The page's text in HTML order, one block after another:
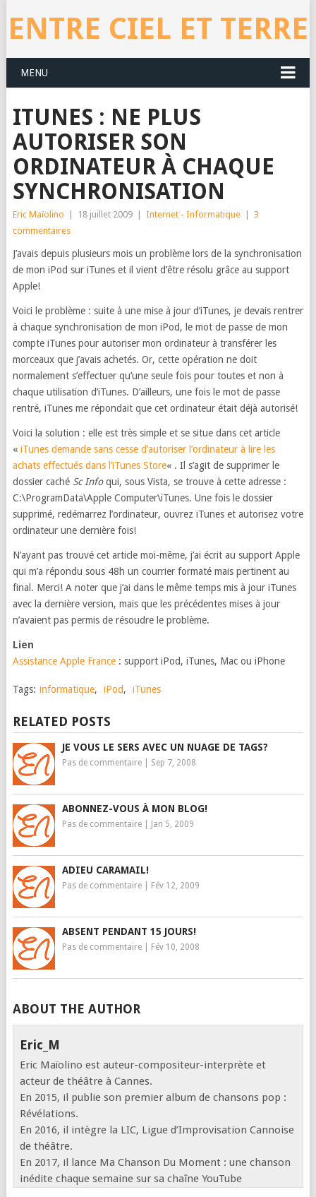
ENTRE CIEL ET TERRE
MENU
ITUNES : NE PLUS
AUTORISER SON
ORDINATEUR À CHAQUE
SYNCHRONISATION
Eric Maïolino 18 juillet 2009 Internet - Informatique
3
commentaires
J’avais depuis plusieurs mois un problème lors de la synchronisation
de mon iPod sur iTunes et il vient d’être résolu grâce au support
Apple!
Voici le problème : suite à une mise à jour d’iTunes, je devais rentrer
à chaque synchronisation de mon iPod, le mot de passe de mon
compte iTunes pour autoriser mon ordinateur à transférer les
morceaux que j’avais achetés. Or, cette opération ne doit
normalement s’effectuer qu’une seule fois pour toutes et non à
chaque utilisation d’iTunes. D’ailleurs, une fois le mot de passe
rentré, iTunes me répondait que cet ordinateur était déjà autorisé!
Voici la solution : elle est très simple et se situe dans cet article
« iTunes demande sans cesse d’autoriser l’ordinateur à lire les
achats effectués dans l’iTunes Store« . Il s’agit de supprimer le
dossier caché Sc Infoqui, sous Vista, se trouve à cette adresse :
C:\ProgramData\Apple Computer\iTunes. Une fois le dossier
supprimé, redémarrez l’ordinateur, ouvrez iTunes et autorisez votre
ordinateur une dernière fois!
N’ayant pas trouvé cet article moi-même, j’ai écrit au support Apple
qui m’a répondu sous 48h un courrier formaté mais pertinent au
final. Merci! A noter que j’ai dans le même temps mis à jour iTunes
avec la dernière version, mais que les précédentes mises à jour
n’avaient pas permis de résoudre le problème.
Lien
Assistance Apple France: support iPod, iTunes, Mac ou iPhone
Tags: informatique, iPod, iTunes
RELATED POSTS
JE VOUS LE SERS AVEC UN NUAGE DE TAGS?
Pas de commentaire| Sep 7, 2008
ABONNEZ-VOUS À MON BLOG!
Pas de commentaire| Jan 5, 2009
ADIEU CARAMAIL!
Pas de commentaire| Fév 12, 2009
ABSENT PENDANT 15 JOURS!
Pas de commentaire| Fév 10, 2008
ABOUT THE AUTHOR
Eric_M
Eric Maïolino est auteur-compositeur-interprète et
acteur de théâtre à Cannes.
En 2015, il publie son premier album de chansons pop :
Révélations.
En 2016, il intègre la LIC, Ligue d’Improvisation Cannoise
de théâtre.
En 2017, il lance Ma Chanson Du Moment : une chanson
inédite chaque semaine sur sa chaîne YouTube